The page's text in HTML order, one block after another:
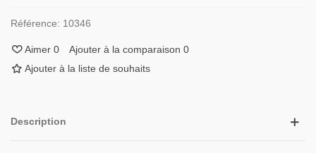
Référence: 10346
Aimer 0 Ajouter à la comparaison 0
Ajouter à la liste de souhaits
Description